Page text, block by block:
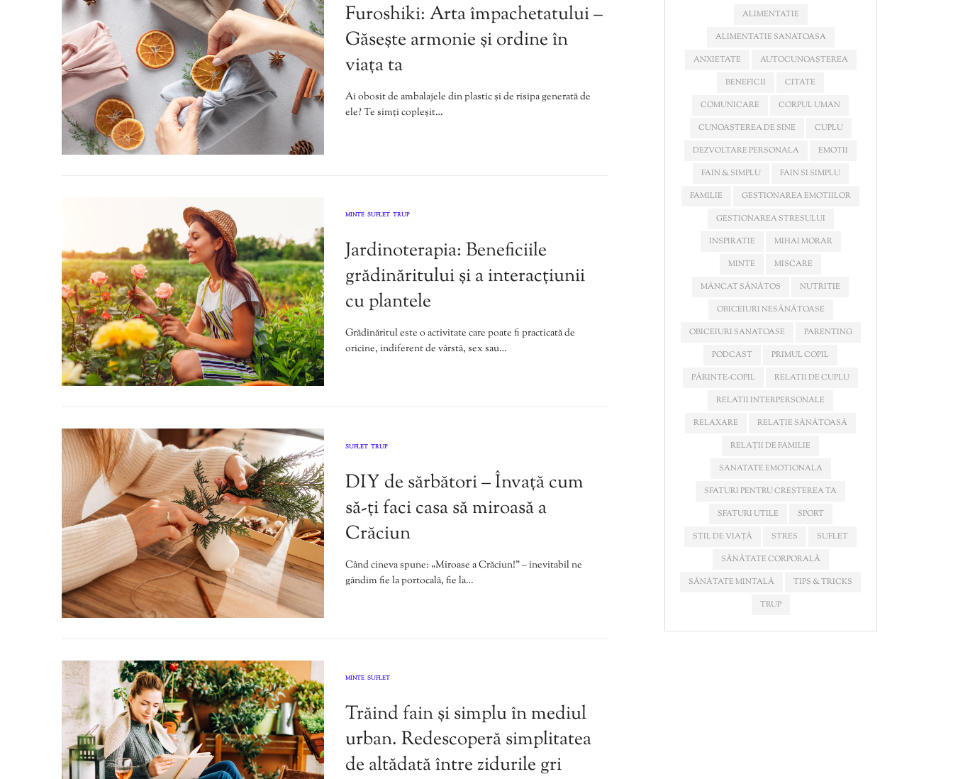
Furoshiki: Arta împachetatului –
Găsește armonie și ordine în
viața ta
Ai obosit de ambalajele din plastic și de risipa generată de
ele? Te simți copleșit…
MINTE SUFLET TRUP
Jardinoterapia: Beneficiile
grădinăritului și a interacțiunii
cu plantele
Grădinăritul este o activitate care poate fi practicată de
oricine, indiferent de vârstă, sex sau…
SUFLET TRUP
DIY de sărbători – Învață cum
să-ți faci casa să miroasă a
Crăciun
Când cineva spune: „Miroase a Crăciun!” – inevitabil ne
gândim fie la portocală, fie la…
MINTE SUFLET
Trăind fain și simplu în mediul
urban. Redescoperă simplitatea
de altădată între zidurile gri
ALIMENTATIE
ALIMENTATIE SANATOASA
ANXIETATE
AUTOCUNOAȘTEREA
BENEFICII
CITATE
COMUNICARE
CORPUL UMAN
CUNOAȘTEREA DE SINE
CUPLU
DEZVOLTARE PERSONALA
EMOTII
FAIN & SIMPLU
FAIN SI SIMPLU
FAMILIE
GESTIONAREA EMOTIILOR
GESTIONAREA STRESULUI
INSPIRATIE
MIHAI MORAR
MINTE
MISCARE
MÂNCAT SĂNĂTOS
NUTRITIE
OBICEIURI NESĂNĂTOASE
OBICEIURI SANATOASE
PARENTING
PODCAST
PRIMUL COPIL
PĂRINTE-COPIL
RELATII DE CUPLU
RELATII INTERPERSONALE
RELAXARE
RELAȚIE SĂNĂTOASĂ
RELAȚII DE FAMILIE
SANATATE EMOTIONALA
SFATURI PENTRU CREȘTEREA TA
SFATURI UTILE
SPORT
STIL DE VIAȚĂ
STRES
SUFLET
SĂNĂTATE CORPORALĂ
SĂNĂTATE MINTALĂ
TIPS & TRICKS
TRUP